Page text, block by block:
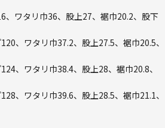
、ワタリ巾36、股上27、裾巾20.2、股下
、ワタリ巾37.2、股上27.5、裾巾20.5、
、ワタリ巾38.4、股上28、裾巾20.8、
、ワタリ巾39.6、股上28.5、裾巾21.1、